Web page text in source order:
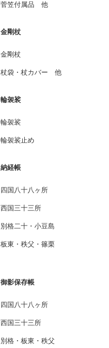
菅笠付属品 他
金剛杖
金剛杖
杖袋・杖カバー 他
輪袈裟
輪袈裟
輪袈裟止め
納経帳
四国八十八ヶ所
西国三十三所
別格二十・小豆島
板東・秩父・篠栗
御影保存帳
四国八十八ヶ所
西国三十三所
別格・板東・秩父